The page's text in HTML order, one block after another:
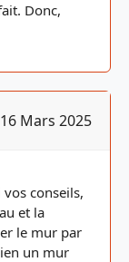
Donc,
Mars 2025
conseils,
et la
le mur par
un mur